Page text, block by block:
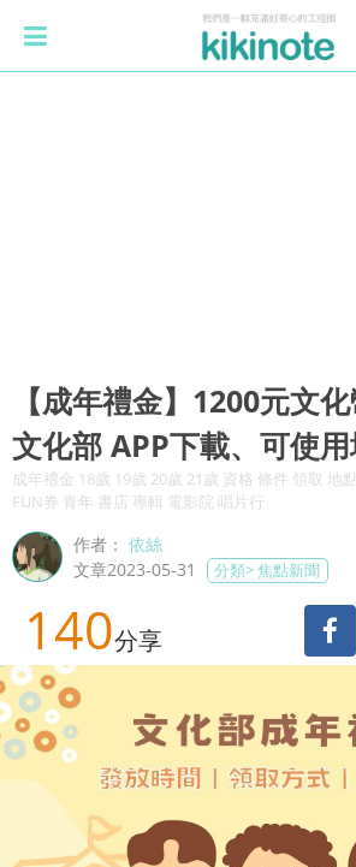
【成年禮金】1200元文
文化部 APP下載、可使
成年禮金 18歲 19歲 20歲 21歲 資格 條件 領取 地
FUN券 青年 書店 專輯 電影院 唱片行
作者：依絲
文章2023-05-31
分類>焦點新聞
140分享